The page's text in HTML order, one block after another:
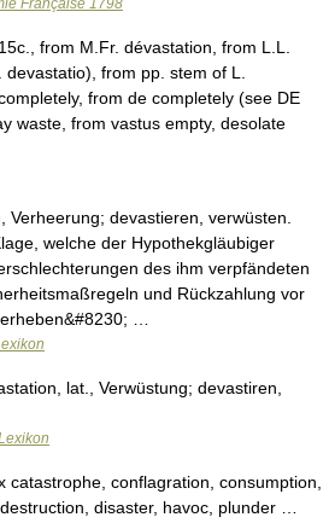
Française 1798
from M.Fr. dévastation, from L.L.
from pp. stem of L.
from de completely (see DE
waste, from vastus empty, desolate
devastieren, verwüsten.
welche der Hypothekgläubiger
des ihm verpfändeten
und Rückzahlung vor
…
lat., Verwüstung; devastiren,
conflagration, consumption,
disaster, havoc, plunder …